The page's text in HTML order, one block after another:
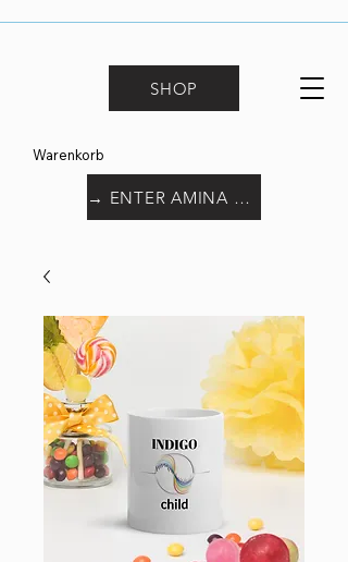
SHOP
Warenkorb
→ ENTER AMINA WORLD